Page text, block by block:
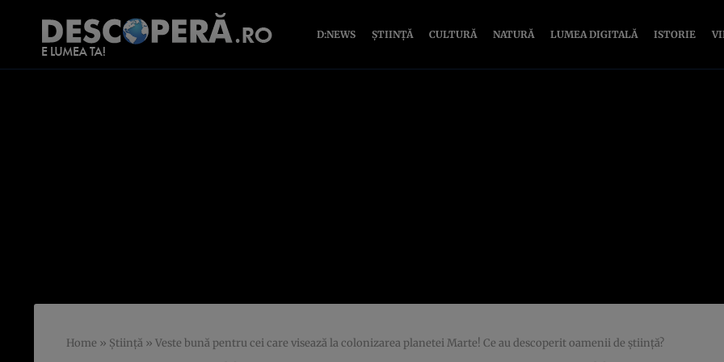
D:NEWS ȘTIINȚĂ CULTURĂ NATURĂ LUMEA DIGITALĂ ISTORIE
Home » Știință » Veste bună pentru cei care visează la colonizarea planetei Marte! Ce au descoperit oamenii de știință?